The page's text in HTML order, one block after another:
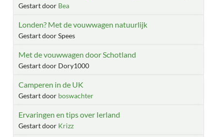
Gestart door Bea
Londen? Met de vouwwagen natuurlijk
Gestart door Spees
Met de vouwwagen door Schotland
Gestart door Dory1000
Camperen in de UK
Gestart door boswachter
Ervaringen en tips over Ierland
Gestart door Krizz